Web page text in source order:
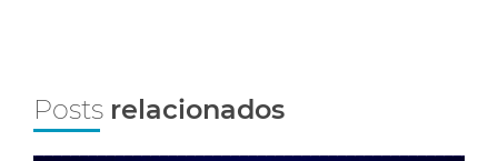
Posts relacionados